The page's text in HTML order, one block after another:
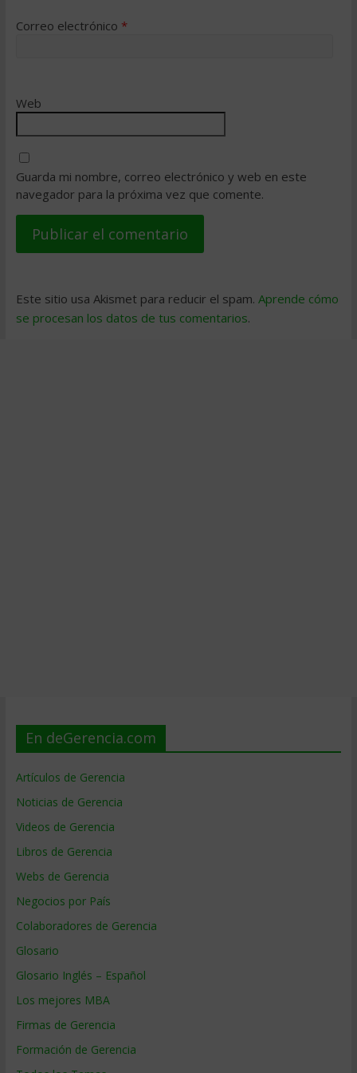
Correo electrónico *
Web
Guarda mi nombre, correo electrónico y web en este
navegador para la próxima vez que comente.
Este sitio usa Akismet para reducir el spam. Aprende cómo
se procesan los datos de tus comentarios.
En deGerencia.com
Artículos de Gerencia
Noticias de Gerencia
Videos de Gerencia
Libros de Gerencia
Webs de Gerencia
Negocios por País
Colaboradores de Gerencia
Glosario
Glosario Inglés – Español
Los mejores MBA
Firmas de Gerencia
Formación de Gerencia